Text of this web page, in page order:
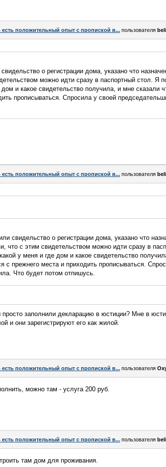
есть положительный опыт с пропиской в... пользователя
о регистрации дома, указано что
можно идти сразу в паспортный стол. Я
и какое свидетельство получила, и мне сказали
прописываться. Спросила у своей
есть положительный опыт с пропиской в... пользователя
свидельство о регистрации дома, указано что
что с этим свидетельством можно идти сразу в
у меня и где дом и какое свидетельство
с прежнего места и приходить прописываться.
Что будет потом отпишусь.
заполнили декларацию в юстиции? Мне в
и они зарегистрируют его как жилой.
есть положительный опыт с пропиской в... пользователя
можно там - услуга 200 руб.
есть положительный опыт с пропиской в... пользователя
там дом для проживания.